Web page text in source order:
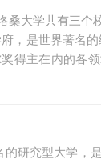
大学共有三
，是世界著名
得主在内的各
研究型大学，